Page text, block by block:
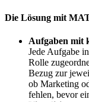
Die Lösung mit
Aufgaben mit
Jede Aufgabe
Rolle
Bezug zur
ob Marketing
fehlen, bevor